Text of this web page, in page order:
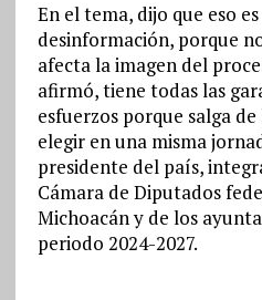
En el tema, dijo que eso
desinformación, porque
afecta la imagen del
afirmó, tiene todas las
esfuerzos porque salga
elegir en una misma
presidente del país,
Cámara de Diputados
Michoacán y de los
periodo 2024-2027.